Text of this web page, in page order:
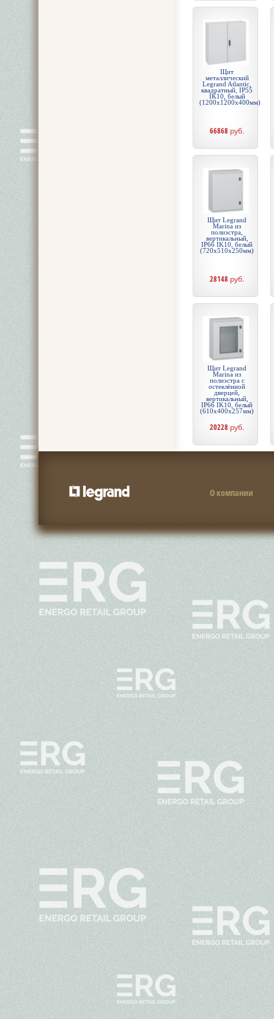
Щит
металлический
Legrand Atlantic,
квадратный, IP55
IK10, белый
(1200x1200x400мм)
66868 руб.
Щит Legrand
Marina из
полиэстра,
вертикальный,
IP66 IK10, белый
(720x510x250мм)
28148 руб.
Щит Legrand
Marina из
полиэстра с
остеклённой
дверцей,
вертикальный,
IP66 IK10, белый
(610x400x257мм)
20228 руб.
О компании